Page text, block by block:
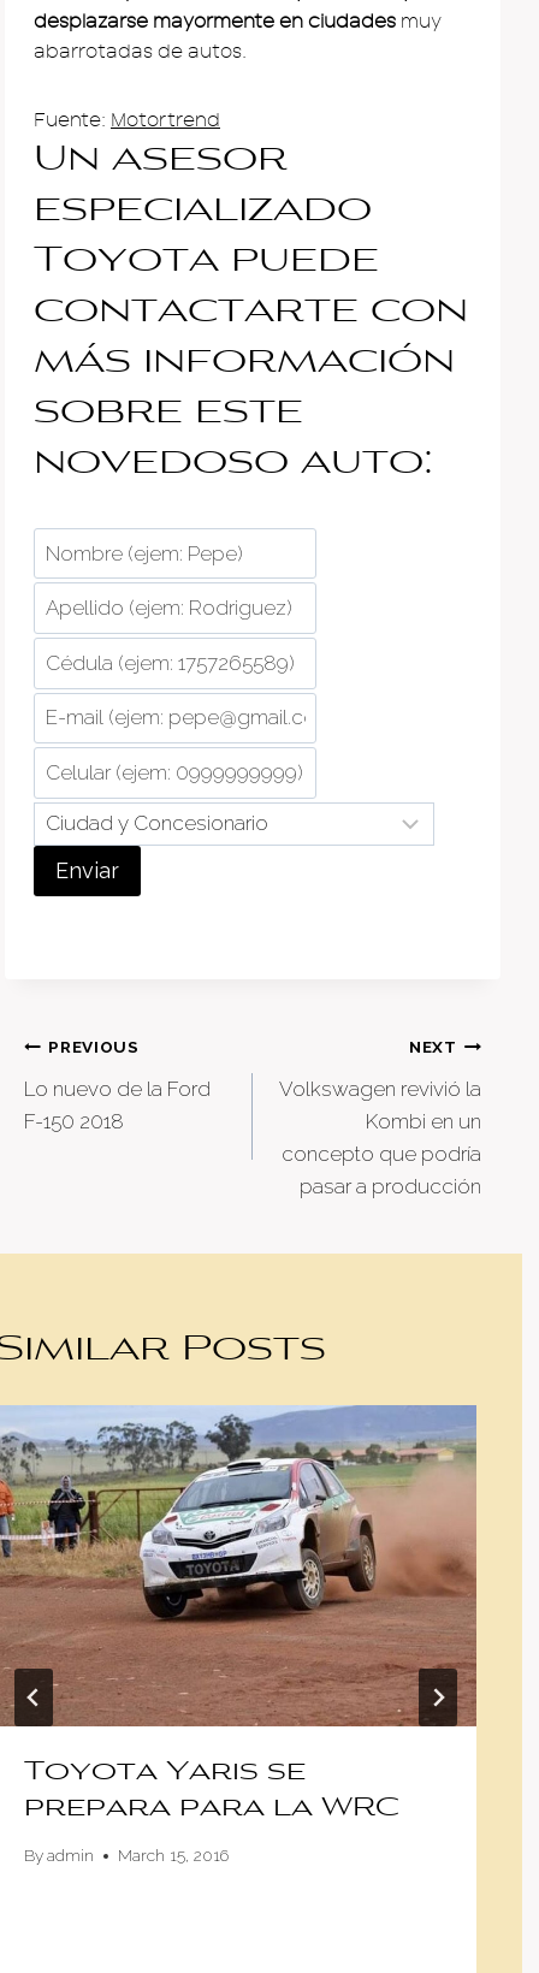
desplazarse mayormente en ciudades muy
abarrotadas de autos.
Fuente: Motortrend
Un asesor
especializado
Toyota puede
contactarte con
más información
sobre este
novedoso auto:
Enviar
Post
navigation
PREVIOUS
Lo nuevo de la Ford
F-150 2018
NEXT
Volkswagen revivió la
Kombi en un
concepto que podría
pasar a producción
Posts
Toyota Yaris se
prepara para la WRC
Byadmin March 15, 2016